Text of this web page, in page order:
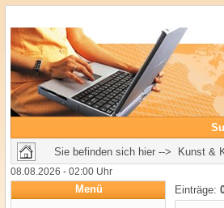
Sie befinden sich hier --> Kunst &
08.08.2026 - 02:00 Uhr
Menü Einträge: